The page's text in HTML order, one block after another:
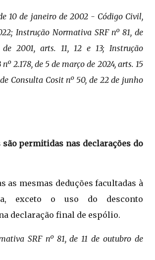
10 de janeiro de 2002 - Código Civil,
Instrução Normativa SRF nº 81, de
2001, arts. 11, 12 e 13; Instrução
2.178, de 5 de março de 2024, arts. 15
Consulta Cosit nº 50, de 22 de junho
são permitidas nas declarações do
as mesmas deduções facultadas à
exceto o uso do desconto
declaração final de espólio.
SRF nº 81, de 11 de outubro de